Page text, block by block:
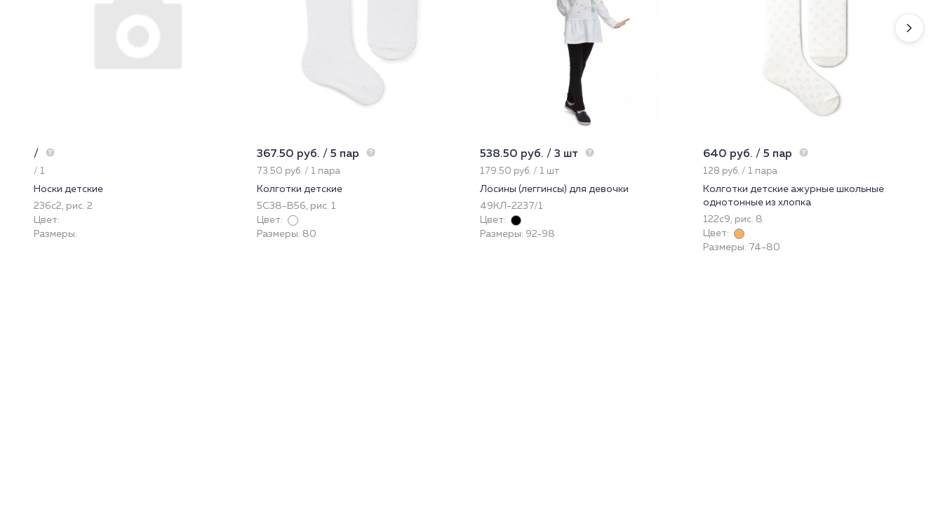
/
/ 1
Носки детские
236с2, рис. 2
Цвет:
Размеры:
367.50 руб. / 5 пар
73.50 руб. / 1 пара
Колготки детские
5С38-В56, рис. 1
Цвет:
Размеры: 80
538.50 руб. / 3 шт
179.50 руб. / 1 шт
Лосины (леггинсы) для девочки
49КЛ-2237/1
Цвет:
Размеры: 92-98
640 руб. / 5 пар
128 руб. / 1 пара
Колготки детские ажурные школьные
однотонные из хлопка
122с9, рис. 8
Цвет:
Размеры: 74-80